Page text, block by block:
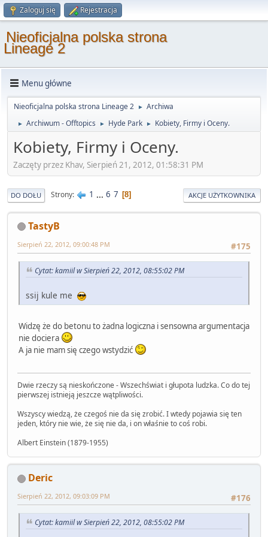
Zaloguj się Rejestracja
Nieoficjalna polska strona
Lineage 2
Menu główne
Nieoficjalna polska strona Lineage 2 ► Archiwa
► Archiwum - Offtopics ► Hyde Park ► Kobiety, Firmy i Oceny.
Kobiety, Firmy i Oceny.
Zaczęty przez Khav, Sierpień 21, 2012, 01:58:31 PM
DO DOŁU Strony 1 ... 6 7 8 AKCJE UŻYTKOWNIKA
TastyB
#175
Sierpień 22, 2012, 09:00:48 PM
Cytat: kamiil w Sierpień 22, 2012, 08:55:02 PM
ssij kule me
Widzę że do betonu to żadna logiczna i sensowna argumentacja
nie dociera
A ja nie mam się czego wstydzić
Dwie rzeczy są nieskończone - Wszechświat i głupota ludzka. Co do tej
pierwszej istnieją jeszcze wątpliwości.
Wszyscy wiedzą, że czegoś nie da się zrobić. I wtedy pojawia się ten
jeden, który nie wie, że się nie da, i on właśnie to coś robi.
Albert Einstein (1879-1955)
Deric
#176
Sierpień 22, 2012, 09:03:09 PM
Cytat: kamiil w Sierpień 22, 2012, 08:55:02 PM